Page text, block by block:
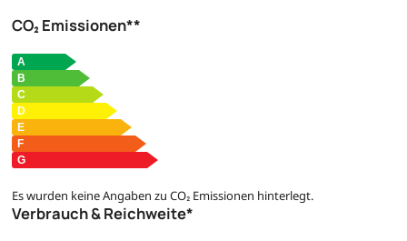
CO₂ Emissionen**
Es wurden keine Angaben zu CO₂ Emissionen hinterlegt.
Verbrauch & Reichweite*